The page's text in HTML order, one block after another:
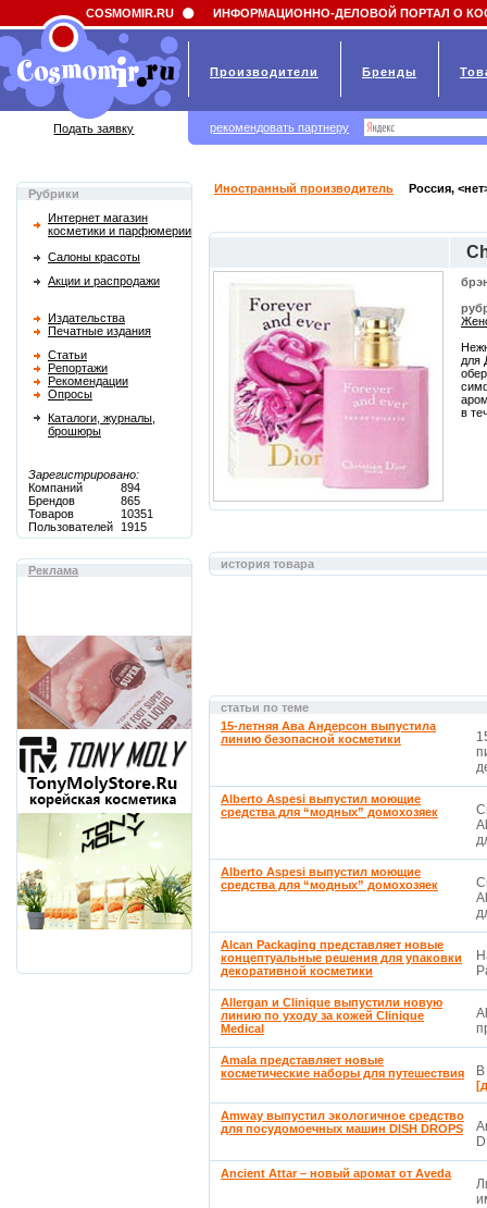
Field 'news_title' doesn't have a default value
Рубрики
Интернет магазин
косметики и парфюмерии
Салоны красоты
Акции и распродажи
Издательства
Печатные издания
Статьи
Репортажи
Рекомендации
Опросы
Каталоги, журналы,
брошюры
Зарегистрировано:
Компаний
894
Брендов
865
Товаров
10351
Пользователей
1915
Реклама
Иностранный производитель Россия,
для
в
история товара
статьи по теме
15-летняя Ава Андерсон выпустила
линию безопасной косметики
Alberto Aspesi выпустил моющие
средства для “модных” домохозяек
Alberto Aspesi выпустил моющие
средства для “модных” домохозяек
Alcan Packaging представляет новые
концептуальные решения для упаковки
декоративной косметики
Allergan и Clinique выпустили новую
линию по уходу за кожей Clinique
Medical
Amala представляет новые
косметические наборы для путешествия
Amway выпустил экологичное средство
для посудомоечных машин DISH DROPS
Ancient Attar – новый аромат от Aveda
COSMOMIR.RU ИНФОРМАЦИОННО-ДЕЛОВОЙ ПОРТАЛ О
Производители Бренды
Подать заявку рекомендовать партнеру